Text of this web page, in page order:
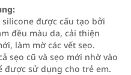
được cấu tạo bởi
đều màu da, cải thiện
làm mờ các vết sẹo.
sẹo cũ và sẹo mới nhờ vào
được sử dụng cho trẻ em.